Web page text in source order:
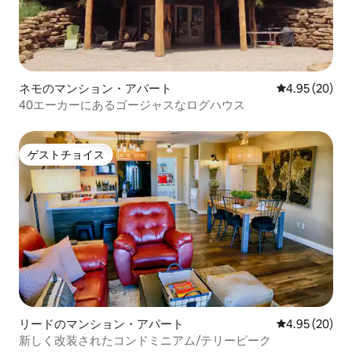
ネモのマンション・アパート レビュー20
4.95 (20)
40エーカーにあるゴージャスなログハウス
ゲストチョイス
ゲストチョイス
リードのマンション・アパート レビュー20
4.95 (20)
新しく改装されたコンドミニアム/テリーピーク